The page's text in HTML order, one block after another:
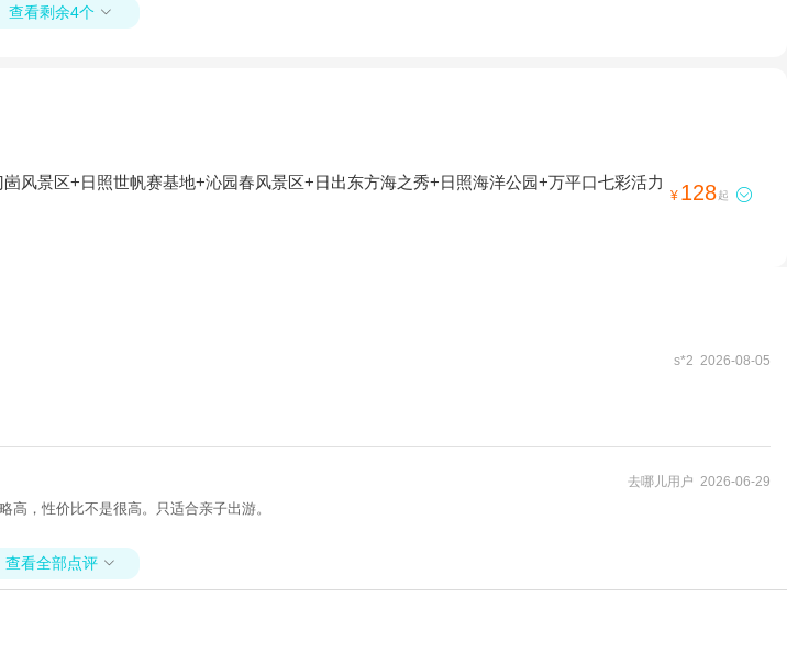
查看剩余4个 
风景区+日照世帆赛基地+沁园春风景区+日出东方海之秀+日照海洋公园+万平口七彩活力
¥ 128起 
s*2 2026-08-05
去哪儿用户 2026-06-29
，性价比不是很高。只适合亲子出游。
查看全部点评 